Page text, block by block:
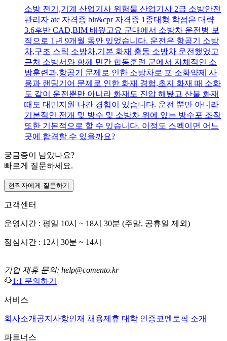
소방 전기,기계 산업기사 위험물 산업기사 2급 소방안전
관리자 atc 자격증 blr&cpr 자격증 1종대형 학점은 대략
3.6후반 CAD,BIM 배웠고요 군대에서 소방차 운전병 보
직으로 1년 9개월 동안 있었습니다. 운전은 항공기 소방
차,구조 스틱 소방차,기본 화재 출동 소방차 운전했었고
근처 소방서와 함께 민간 합동훈련 군에서 자체적인 소
방훈련과,항공기 문제로 인한 소방차로 포 소화약제 사
용과 랜딩기어 문제로 인한 화재 경험,초지 화재 때 소화
도 같이 운전뿐만 아니라 화재도 진압 해봤고 산불 화재
때도 대민지원 나간 경험이 있습니다. 운전 뿐만 아니라
기본적인 전개 및 방수 및 소방차 위에 있는 방수포 조작
또한 기본적으로 할 수 있습니다. 이정도 스펙이면 어느
곳에 합격할 수 있을까요?
궁금증이 남았나요?
빠르게 질문하세요.
현직자에게 질문하기
고객센터
운영시간 : 평일 10시 ~ 18시 30분 (주말, 공휴일 제외)
점심시간 : 12시 30분 ~ 14시
기업 제휴 문의: help@comento.kr
1:1 문의하기
서비스
회사소개 공지사항인재 채용제휴 대학 인증코멘토픽 소개
파트너스